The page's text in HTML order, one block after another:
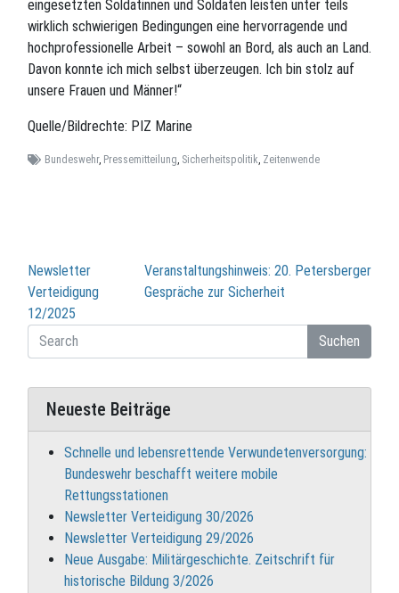
eingesetzten Soldatinnen und Soldaten leisten unter teils
wirklich schwierigen Bedingungen eine hervorragende und
hochprofessionelle Arbeit – sowohl an Bord, als auch an Land.
Davon konnte ich mich selbst überzeugen. Ich bin stolz auf
unsere Frauen und Männer!“
Quelle/Bildrechte: PIZ Marine
Bundeswehr, Pressemitteilung, Sicherheitspolitik, Zeitenwende
Beitragsnavigation
Newsletter
Verteidigung
12/2025
Veranstaltungshinweis: 20. Petersberger
Gespräche zur Sicherheit
Suchen
Neueste Beiträge
Schnelle und lebensrettende Verwundetenversorgung:
Bundeswehr beschafft weitere mobile
Rettungsstationen
Newsletter Verteidigung 30/2026
Newsletter Verteidigung 29/2026
Neue Ausgabe: Militärgeschichte. Zeitschrift für
historische Bildung 3/2026